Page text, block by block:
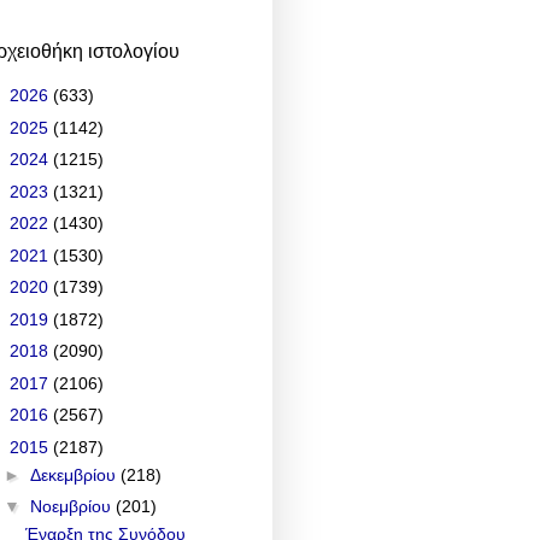
ιστολογίου
2026 (633)
2025 (1142)
2024 (1215)
2023 (1321)
2022 (1430)
2021 (1530)
2020 (1739)
2019 (1872)
2018 (2090)
2017 (2106)
2016 (2567)
2015 (2187)
► Δεκεμβρίου (218)
▼ Νοεμβρίου (201)
Έναρξη της Συνόδου